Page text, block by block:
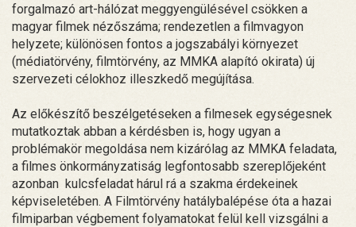
forgalmazó art-hálózat meggyengülésével csökken a
magyar filmek nézőszáma; rendezetlen a filmvagyon
helyzete; különösen fontos a jogszabályi környezet
(médiatörvény, filmtörvény, az MMKA alapító okirata) új
szervezeti célokhoz illeszkedő megújítása.
Az előkészítő beszélgetéseken a filmesek egységesnek
mutatkoztak abban a kérdésben is, hogy ugyan a
problémakör megoldása nem kizárólag az MMKA feladata,
a filmes önkormányzatiság legfontosabb szereplőjeként
azonban kulcsfeladat hárul rá a szakma érdekeinek
képviseletében. A Filmtörvény hatálybalépése óta a hazai
filmiparban végbement folyamatokat felül kell vizsgálni a